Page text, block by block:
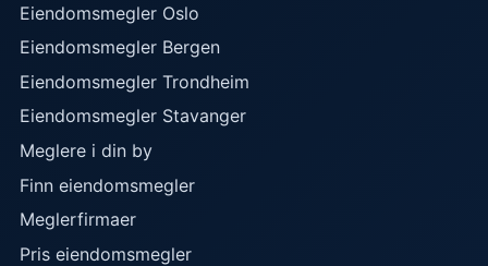
Eiendomsmegler Oslo
Eiendomsmegler Bergen
Eiendomsmegler Trondheim
Eiendomsmegler Stavanger
Meglere i din by
Finn eiendomsmegler
Meglerfirmaer
Pris eiendomsmegler